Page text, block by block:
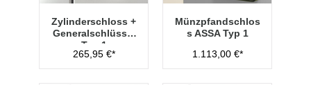
Zylinderschloss +
Generalschlüssel
Typ 1
265,95 €*
Münzpfandschlos
s ASSA Typ 1
1.113,00 €*